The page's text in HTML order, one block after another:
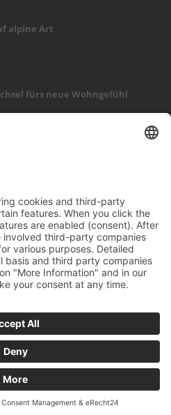
alpine Art
fürs neue Wohngefühl
modernisieren
immobilien
förderung
smart home
dach möbel
küche
fotovoltaik
zaun
mvc.medien